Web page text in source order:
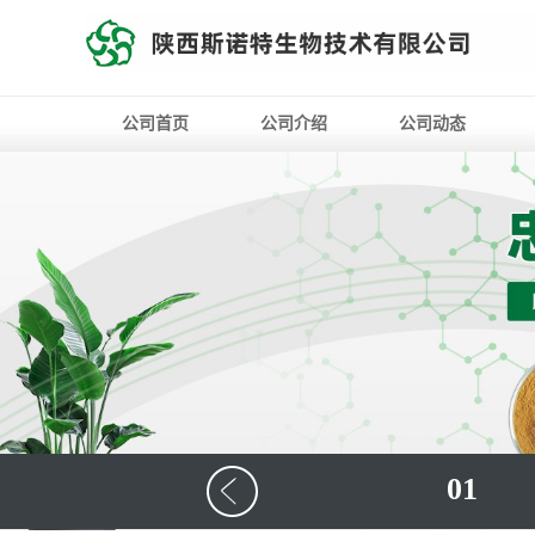
公司首页 公司介绍 公司动态
01